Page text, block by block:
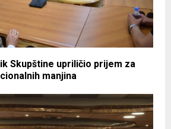
Skupštine upriličio prijem za
manjina